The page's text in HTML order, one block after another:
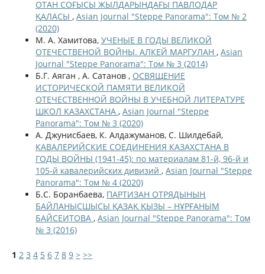
ОТАН СОҒЫСЫ ЖЫЛДАРЫНДАҒЫ ПАВЛОДАР
ҚАЛАСЫ , Asian Journal "Steppe Panorama": Том № 2
(2020)
М. А. Хамитова, УЧЕНЫЕ В ГОДЫ ВЕЛИКОЙ
ОТЕЧЕСТВЕНОЙ ВОЙНЫ. АЛКЕЙ МАРГУЛАН , Asian
Journal "Steppe Panorama": Том № 3 (2014)
Б.Г. Аяган , А. Сатанов , ОСВЯЩЕНИЕ
ИСТОРИЧЕСКОЙ ПАМЯТИ ВЕЛИКОЙ
ОТЕЧЕСТВЕННОЙ ВОЙНЫ В УЧЕБНОЙ ЛИТЕРАТУРЕ
ШКОЛ КАЗАХСТАНА , Asian Journal "Steppe
Panorama": Том № 3 (2020)
А. Джунисбаев, К. Алдажуманов, С. Шилдебай,
КАВАЛЕРИЙСКИЕ СОЕДИНЕНИЯ КАЗАХСТАНА В
ГОДЫ ВОЙНЫ (1941-45): по материалам 81-й, 96-й и
105-й кавалерийских дивизий , Asian Journal "Steppe
Panorama": Том № 4 (2020)
Б.С. Боранбаева, ПАРТИЗАН ОТРЯДЫНЫҢ
БАЙЛАНЫСШЫСЫ ҚАЗАҚ ҚЫЗЫ – НҰРҒАНЫМ
БАЙСЕИТОВА , Asian Journal "Steppe Panorama": Том
№ 3 (2016)
1 2 3 4 5 6 7 8 9 > >>